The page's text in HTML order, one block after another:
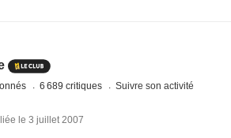
6 689 critiques Suivre son activité
le 3 juillet 2007